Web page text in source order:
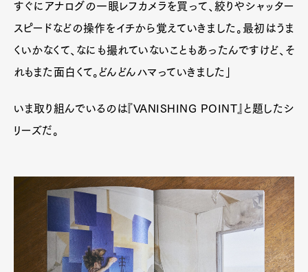
すぐにアナログの一眼レフカメラを買って、絞りやシャッター
スピードなどの操作をイチから覚えていきました。最初はうま
くいかなくて、なにも撮れていないこともあったんですけど、そ
れもまた面白くて。どんどんハマっていきました」
いま取り組んでいるのは『VANISHING POINT』と題したシ
リーズだ。